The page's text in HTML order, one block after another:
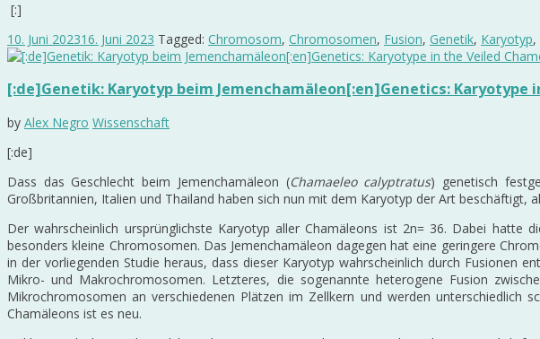
[:]
10. Juni 202316. Juni 2023 Tagged: Chromosom, Chromosomen, Fusion, Genetik, Karyotyp,
[:de]Genetik: Karyotyp beim Jemenchamäleon[:en]Genetics: Karyotype
by Alex Negro Wissenschaft
[:de]
Dass das Geschlecht beim Jemenchamäleon (Chamaeleo calyptratus) genetisch
Großbritannien, Italien und Thailand haben sich nun mit dem Karyotyp der Art beschäftigt,
Der wahrscheinlich ursprünglichste Karyotyp aller Chamäleons ist 2n= 36. Dabei hatte
besonders kleine Chromosomen. Das Jemenchamäleon dagegen hat eine geringere
in der vorliegenden Studie heraus, dass dieser Karyotyp wahrscheinlich durch Fusionen
Mikro- und Makrochromosomen. Letzteres, die sogenannte heterogene Fusion
Mikrochromosomen an verschiedenen Plätzen im Zellkern und werden
Chamäleons ist es neu.